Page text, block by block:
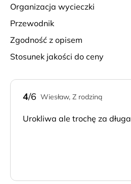
organizacja wycieczki
przewodnik
zgodność z opisem
stosunek jakości do ceny
4/6 Wiesław, Z rodziną
Urokliwa ale trochę za długa